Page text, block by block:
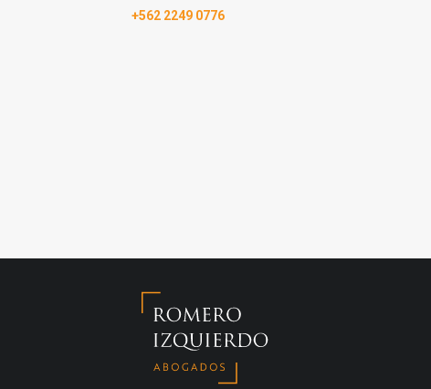
+562 2249 0776